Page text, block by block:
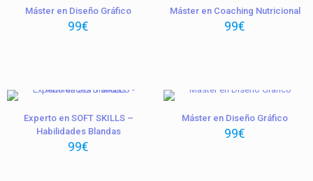
Máster en Diseño Gráfico
99€
Máster en Coaching Nutricional
99€
Experto en SOFT SKILLS –
Habilidades Blandas
99€
Máster en Diseño Gráfico
99€